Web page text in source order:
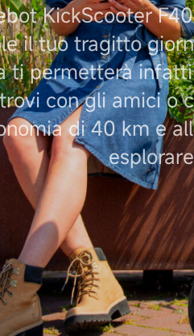
KickScooter
il tuo tragitto
ti permetterà
con gli amici o
di 40 km e